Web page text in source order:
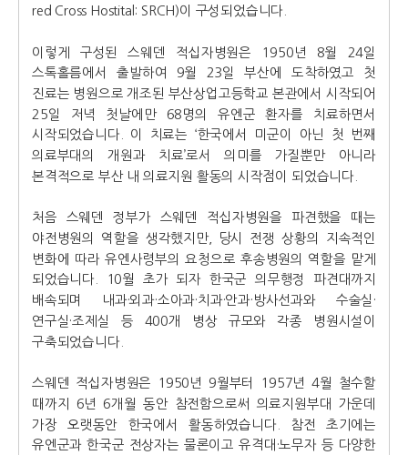
red Cross Hostital: SRCH)이 구성되었습니다.
이렇게 구성된 스웨덴 적십자병원은 1950년 8월 24일
스톡홀름에서 출발하여 9월 23일 부산에 도착하였고 첫
진료는 병원으로 개조된 부산상업고등학교 본관에서 시작되어
25일 저녁 첫날에만 68명의 유엔군 환자를 치료하면서
시작되었습니다. 이 치료는 ‘한국에서 미군이 아닌 첫 번째
의료부대의 개원과 치료’로서 의미를 가질뿐만 아니라
본격적으로 부산 내 의료지원 활동의 시작점이 되었습니다.
처음 스웨덴 정부가 스웨덴 적십자병원을 파견했을 때는
야전병원의 역할을 생각했지만, 당시 전쟁 상황의 지속적인
변화에 따라 유엔사령부의 요청으로 후송병원의 역할을 맡게
되었습니다. 10월 초가 되자 한국군 의무행정 파견대까지
배속되며 내과·외과·소아과·치과·안과·방사선과와 수술실·
연구실·조제실 등 400개 병상 규모와 각종 병원시설이
구축되었습니다.
스웨덴 적십자병원은 1950년 9월부터 1957년 4월 철수할
때까지 6년 6개월 동안 참전함으로써 의료지원부대 가운데
가장 오랫동안 한국에서 활동하였습니다. 참전 초기에는
유엔군과 한국군 전상자는 물론이고 유격대·노무자 등 다양한